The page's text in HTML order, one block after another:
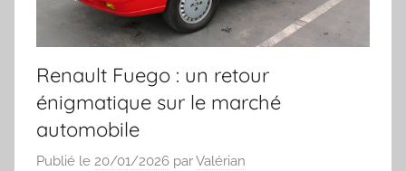
Renault Fuego : un retour
énigmatique sur le marché
automobile
Publié le 20/01/2026 parValérian